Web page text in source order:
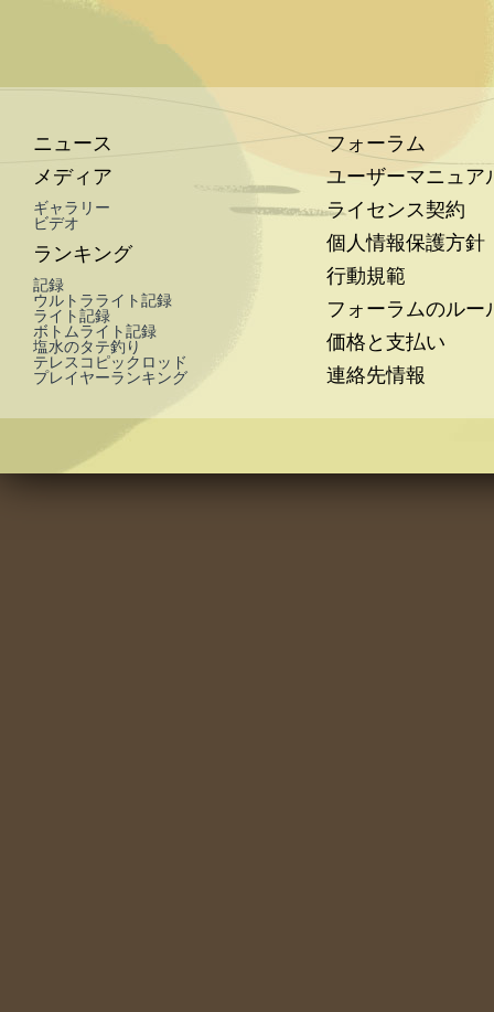
ニュース
メディア
ギャラリー
ビデオ
ランキング
記録
ウルトラライト記録
ライト記録
ボトムライト記録
塩水のタテ釣り
テレスコピックロッド
プレイヤーランキング
フォーラム
ユーザーマニュア
ライセンス契約
個人情報保護方針
行動規範
フォーラムのルー
価格と支払い
連絡先情報